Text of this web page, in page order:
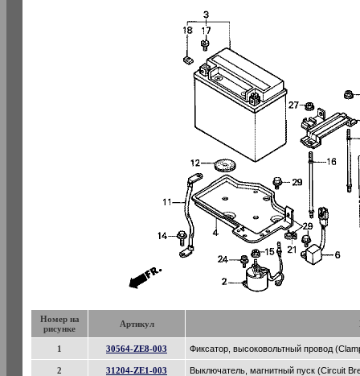
Номер на
рисунке
Артикул
1 30564-ZE8-003 Фиксатор, высоковольтный провод
2 31204-ZE1-003 Выключатель, магнитный пуск (Circuit